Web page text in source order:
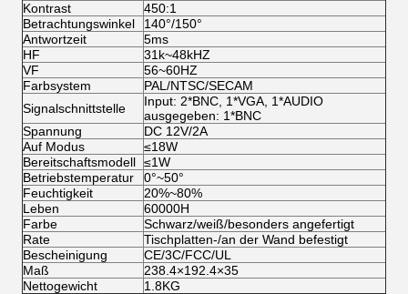
Kontrast
450:1
Betrachtungswinkel
140°/150°
Antwortzeit
5ms
HF
31k~48kHZ
VF
56~60HZ
Farbsystem
PAL/NTSC/SECAM
Signalschnittstelle
Input: 2*BNC, 1*VGA, 1*AUDIO
ausgegeben: 1*BNC
Spannung
DC 12V/2A
Auf Modus
≤18W
Bereitschaftsmodell ≤1W
Betriebstemperatur
0°~50°
Feuchtigkeit
20%~80%
Leben
60000H
Farbe
Schwarz/weiß/besonders angefertigt
Rate
Tischplatten-/an der Wand befestigt
Bescheinigung
CE/3C/FCC/UL
Maß
238.4×192.4×35
Nettogewicht
1.8KG